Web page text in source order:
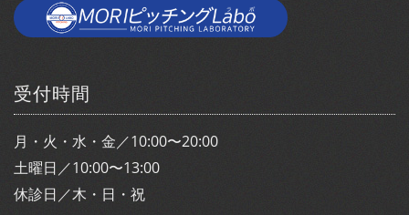
受付時間
月・火・水・金／10:00〜20:00
土曜日／10:00〜13:00
休診日／木・日・祝